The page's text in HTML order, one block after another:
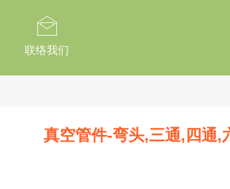
联络我们
真空管件-弯头,三通,四通,